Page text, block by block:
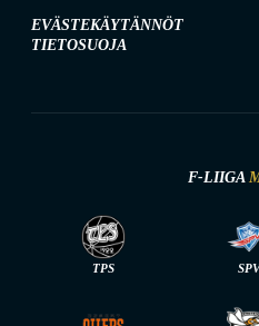
EVÄSTEKÄYTÄNNÖT
TIETOSUOJA
F-LIIGA
TPS SPV